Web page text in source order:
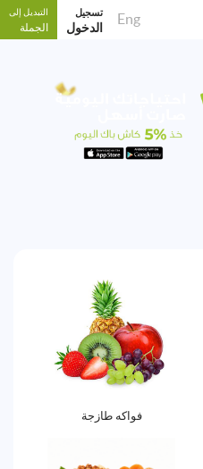
Eng تسجيل
الدخول
التبديل إلى
الجملة
فواكه طازجة